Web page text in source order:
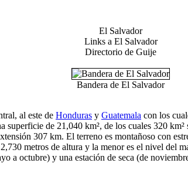
El Salvador
Links a El Salvador
Directorio de Guije
Bandera de El Salvador
al este de Honduras y Guatemala con los
de 21,040 km², de los cuales 320
307 km. El terreno es montañoso con
metros de altura y la menor es el nivel del
a octubre) y una estación de seca (de